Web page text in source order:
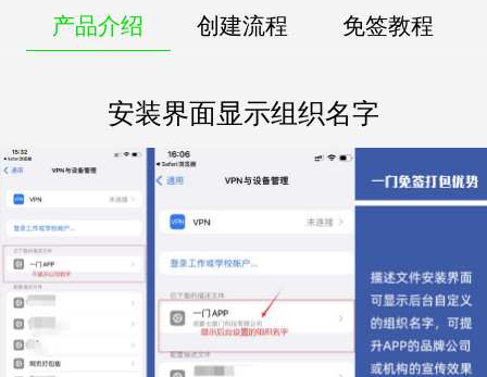
产品介绍 创建流程 免签教程
安装界面显示组织名字